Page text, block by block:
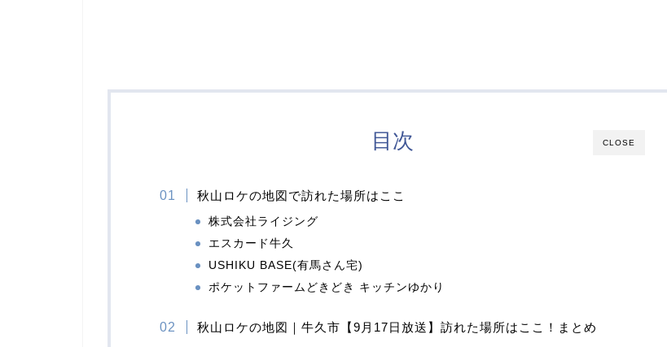
CLOSE
目次
秋山ロケの地図で訪れた場所はここ
株式会社ライジング
エスカード牛久
USHIKU BASE(有馬さん宅)
ポケットファームどきどき キッチンゆかり
秋山ロケの地図｜牛久市【9月17日放送】訪れた場所はここ！まとめ